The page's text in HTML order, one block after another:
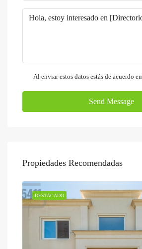
Al enviar estos datos estás de acuerdo en
Send Message
Propiedades Recomendadas
DESTACADO